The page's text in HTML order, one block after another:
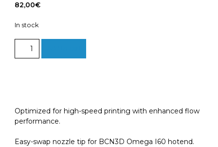
82,00€
In stock
Hotend
Optimized for high-speed printing with enhanced flow
performance.
Easy-swap nozzle tip for BCN3D Omega I60 hotend.